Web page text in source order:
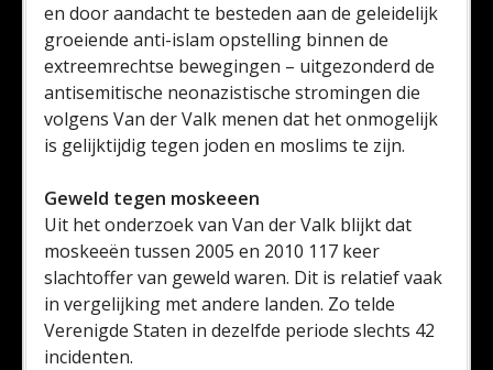
en door aandacht te besteden aan de geleidelijk
groeiende anti-islam opstelling binnen de
extreemrechtse bewegingen – uitgezonderd de
antisemitische neonazistische stromingen die
volgens Van der Valk menen dat het onmogelijk
is gelijktijdig tegen joden en moslims te zijn.
Geweld tegen moskeeen
Uit het onderzoek van Van der Valk blijkt dat
moskeeën tussen 2005 en 2010 117 keer
slachtoffer van geweld waren. Dit is relatief vaak
in vergelijking met andere landen. Zo telde
Verenigde Staten in dezelfde periode slechts 42
incidenten.